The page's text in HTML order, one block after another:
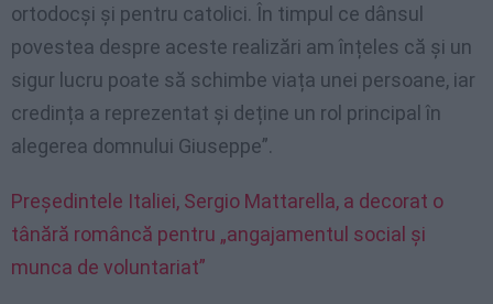
ortodocși și pentru catolici. În timpul ce dânsul
povestea despre aceste realizări am înțeles că și un
sigur lucru poate să schimbe viața unei persoane, iar
credința a reprezentat și deține un rol principal în
alegerea domnului Giuseppe”.
Președintele Italiei, Sergio Mattarella, a decorat o
tânără româncă pentru „angajamentul social și
munca de voluntariat”